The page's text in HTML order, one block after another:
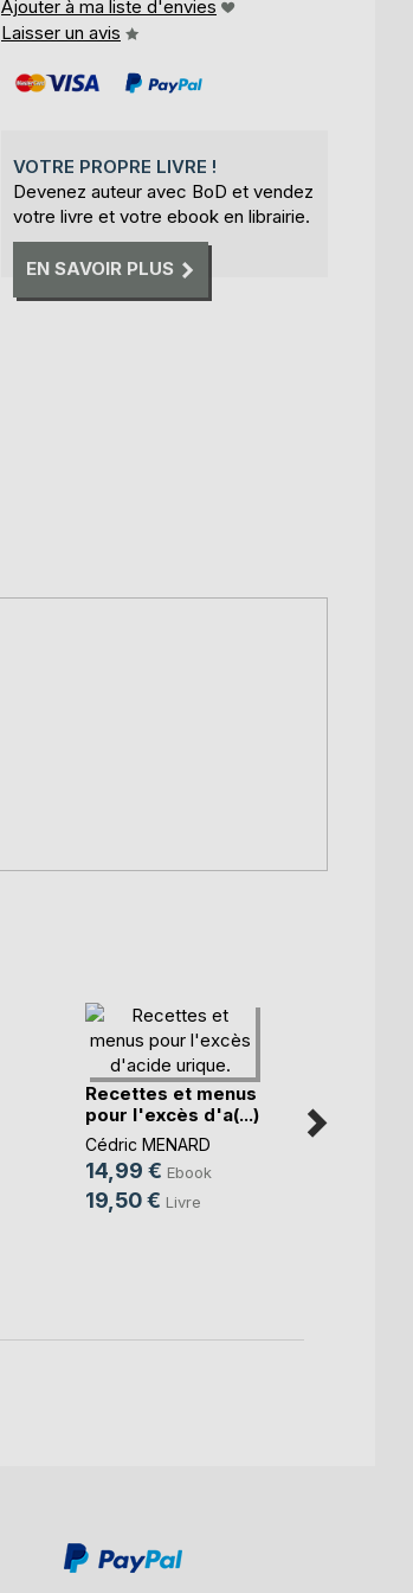
Ajouter à ma liste d'envies
Laisser un avis
VOTRE PROPRE LIVRE !
Devenez auteur avec BoD et vendez
votre livre et votre ebook en librairie.
EN SAVOIR PLUS
Recettes et menus
pour l'excès d'a(...)
Cédric MENARD
14,99 € Ebook
19,50 € Livre